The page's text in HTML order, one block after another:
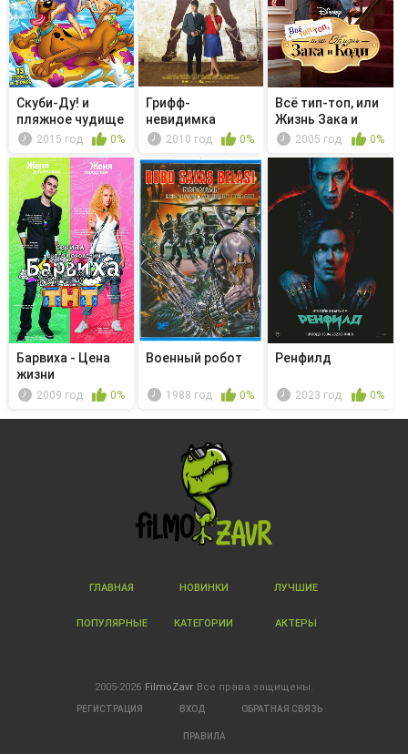
Скуби-Ду! и
пляжное чудище
2015 год 0%
Грифф-
невидимка
2010 год 0%
Всё тип-топ, или
Жизнь Зака и
Коди - ...
2005 год 0%
Барвиха - Цена
жизни
2009 год 0%
Военный робот
1988 год 0%
Ренфилд
2023 год 0%
ГЛАВНАЯ НОВИНКИ ЛУЧШИЕ
ПОПУЛЯРНЫЕ КАТЕГОРИИ АКТЕРЫ
2005-2026 FilmoZavr Все права защищены.
РЕГИСТРАЦИЯ ВХОД ОБРАТНАЯ СВЯЗЬ
ПРАВИЛА